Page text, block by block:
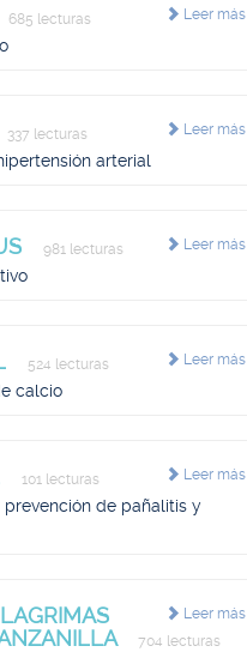
Leer más
685 lecturas
Leer más
337 lecturas
arterial
Leer más
981 lecturas
Leer más
524 lecturas
calcio
Leer más
101 lecturas
de pañalitis y
Leer más
704 lecturas